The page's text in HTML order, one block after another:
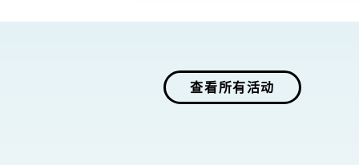
查看所有活动